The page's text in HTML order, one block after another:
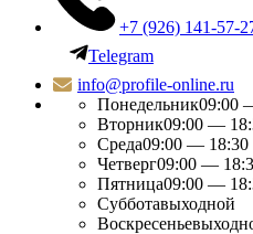
+7 (926) 141-57-
Telegram
info@profile-online.ru
Понедельник09:00
Вторник09:00 —
Среда09:00 — 18:30
Четверг09:00 —
Пятница09:00 —
Субботавыходной
Воскресенье